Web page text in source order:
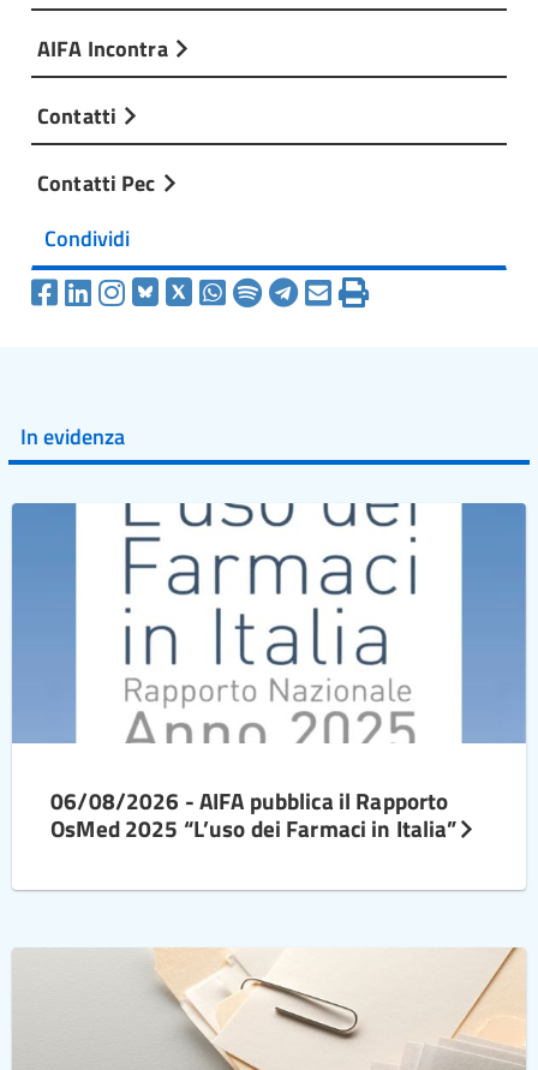
AIFA Incontra
Contatti
Contatti Pec
Condividi
In evidenza
06/08/2026 - AIFA pubblica il Rapporto
OsMed 2025 “L’uso dei Farmaci in Italia”